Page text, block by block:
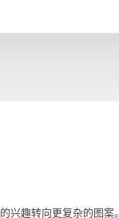
兴趣转向更复杂的图案。